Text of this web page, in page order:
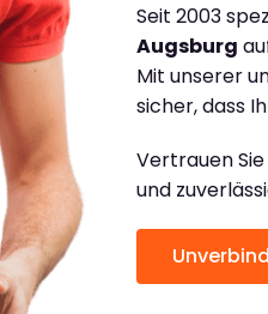
Seit 2003
Augsburg
Mit unserer
sicher, dass
Vertrauen
und